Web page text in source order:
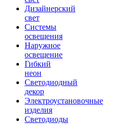
Дизайнерский
свет
Системы
освещения
Наружное
освещение
Гибкий
неон
Светодиодный
декор
Электроустановочные
изделия
Светодиоды